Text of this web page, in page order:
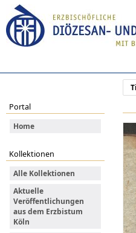
Portal
Home
Kollektionen
Alle Kollektionen
Aktuelle
Veröffentlichungen
aus dem Erzbistum
Köln